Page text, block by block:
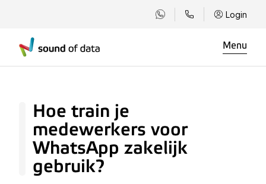
Login
Menu
Hoe train je
medewerkers voor
WhatsApp zakelijk
gebruik?